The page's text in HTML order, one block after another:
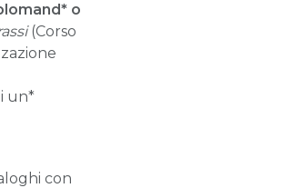
o
(Corso
un*
con